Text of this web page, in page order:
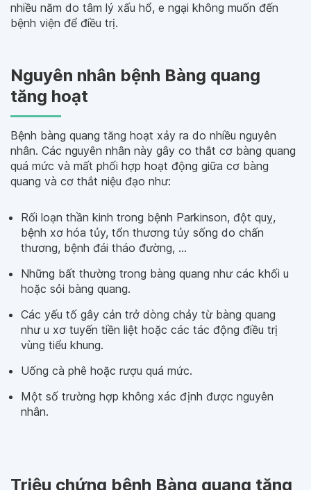
nhiều năm do tâm lý xấu hổ, e ngại không muốn đến
bệnh viện để điều trị.
Nguyên nhân bệnh Bàng quang
tăng hoạt
Bệnh bàng quang tăng hoạt xảy ra do nhiều nguyên
nhân. Các nguyên nhân này gây co thắt cơ bàng quang
quá mức và mất phối hợp hoạt động giữa cơ bàng
quang và cơ thắt niệu đạo như:
Rối loạn thần kinh trong bệnh Parkinson, đột quỵ,
bệnh xơ hóa tủy, tổn thương tủy sống do chấn
thương, bệnh đái tháo đường, …
Những bất thường trong bàng quang như các khối u
hoặc sỏi bàng quang.
Các yếu tố gây cản trở dòng chảy từ bàng quang
như u xơ tuyến tiền liệt hoặc các tác động điều trị
vùng tiểu khung.
Uống cà phê hoặc rượu quá mức.
Một số trường hợp không xác định được nguyên
nhân.
Triệu chứng bệnh Bàng quang tăng